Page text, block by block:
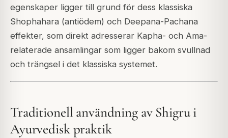
egenskaper ligger till grund för dess klassiska
Shophahara (antiödem) och Deepana-Pachana
effekter, som direkt adresserar Kapha- och Ama-
relaterade ansamlingar som ligger bakom svullnad
och trängsel i det klassiska systemet.
Traditionell användning av Shigru i
Ayurvedisk praktik